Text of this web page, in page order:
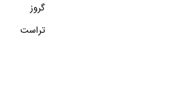
گروز
تراست